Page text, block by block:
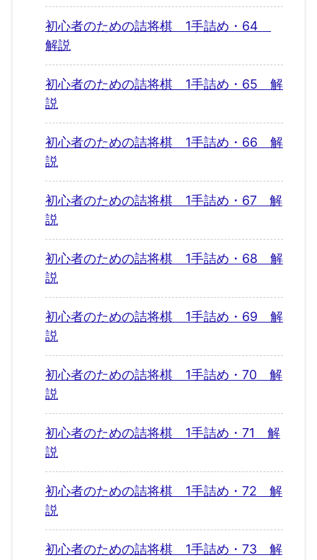
初心者のための詰将棋 1手詰め・64
解説
初心者のための詰将棋 1手詰め・65 解
説
初心者のための詰将棋 1手詰め・66 解
説
初心者のための詰将棋 1手詰め・67 解
説
初心者のための詰将棋 1手詰め・68 解
説
初心者のための詰将棋 1手詰め・69 解
説
初心者のための詰将棋 1手詰め・70 解
説
初心者のための詰将棋 1手詰め・71 解
説
初心者のための詰将棋 1手詰め・72 解
説
初心者のための詰将棋 1手詰め・73 解